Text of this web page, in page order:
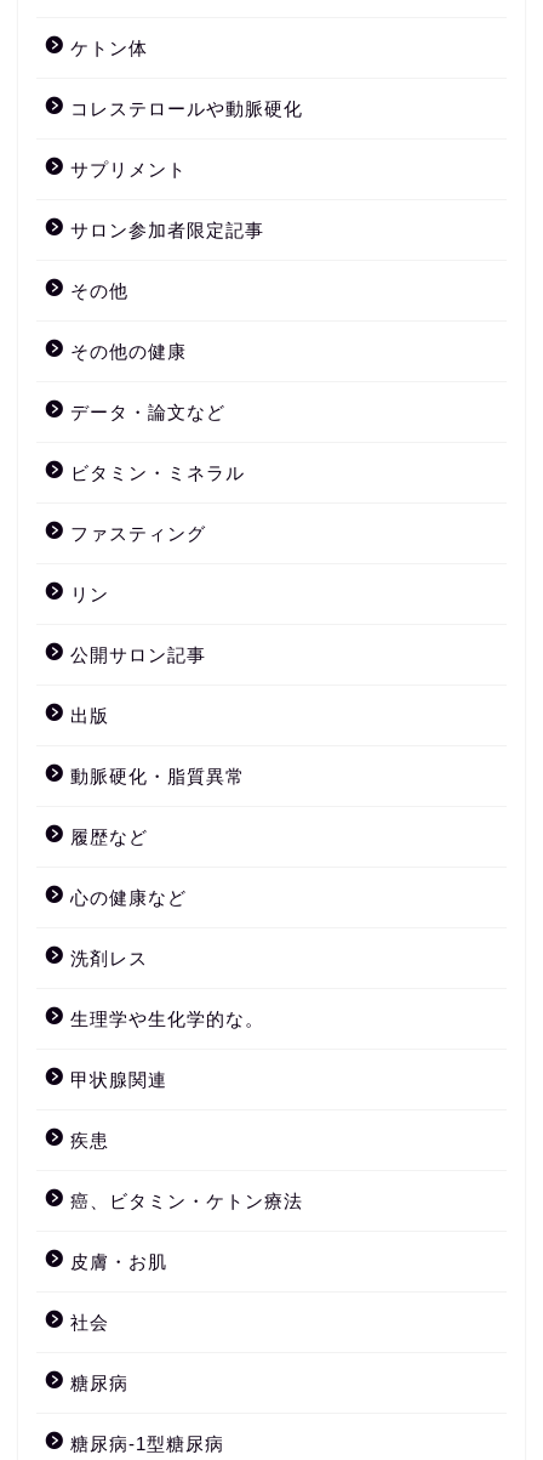
ケトン体
コレステロールや動脈硬化
サプリメント
サロン参加者限定記事
その他
その他の健康
データ・論文など
ビタミン・ミネラル
ファスティング
リン
公開サロン記事
出版
動脈硬化・脂質異常
履歴など
心の健康など
洗剤レス
生理学や生化学的な。
甲状腺関連
疾患
癌、ビタミン・ケトン療法
皮膚・お肌
社会
糖尿病
糖尿病-1型糖尿病